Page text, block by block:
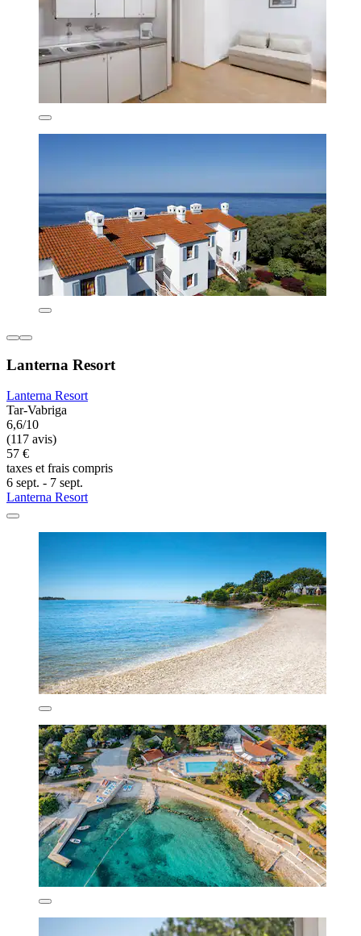
Lanterna Resort
Lanterna Resort
Tar-Vabriga
6,6/10
(117 avis)
57 €
taxes et frais compris
6 sept. - 7 sept.
Lanterna Resort